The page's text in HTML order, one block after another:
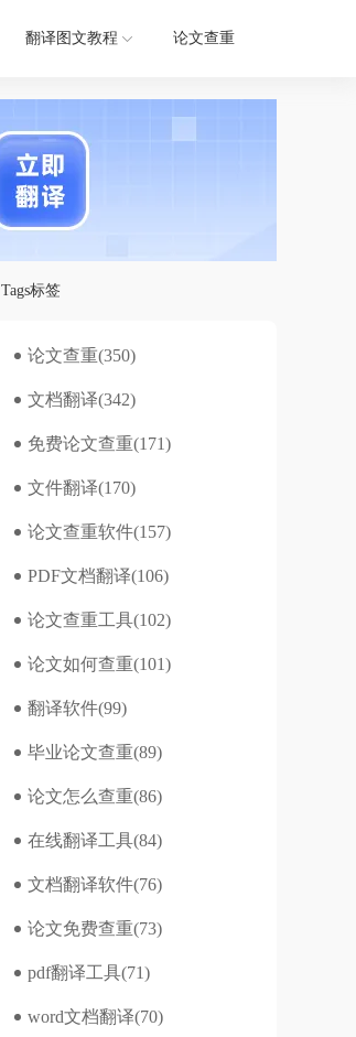
翻译图文教程 论文查重
Tags标签
论文查重(350)
文档翻译(342)
免费论文查重(171)
文件翻译(170)
论文查重软件(157)
PDF文档翻译(106)
论文查重工具(102)
论文如何查重(101)
翻译软件(99)
毕业论文查重(89)
论文怎么查重(86)
在线翻译工具(84)
文档翻译软件(76)
论文免费查重(73)
pdf翻译工具(71)
word文档翻译(70)